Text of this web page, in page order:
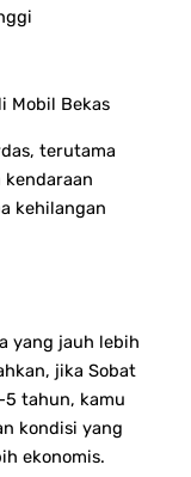
Mobil Bekas
terutama
kehilangan
yang jauh lebih
jika Sobat
tahun, kamu
kondisi yang
ekonomis.